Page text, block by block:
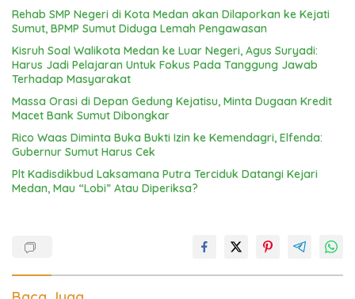
Rehab SMP Negeri di Kota Medan akan Dilaporkan ke Kejati
Sumut, BPMP Sumut Diduga Lemah Pengawasan
Kisruh Soal Walikota Medan ke Luar Negeri, Agus Suryadi:
Harus Jadi Pelajaran Untuk Fokus Pada Tanggung Jawab
Terhadap Masyarakat
Massa Orasi di Depan Gedung Kejatisu, Minta Dugaan Kredit
Macet Bank Sumut Dibongkar
Rico Waas Diminta Buka Bukti Izin ke Kemendagri, Elfenda:
Gubernur Sumut Harus Cek
Plt Kadisdikbud Laksamana Putra Terciduk Datangi Kejari
Medan, Mau “Lobi” Atau Diperiksa?